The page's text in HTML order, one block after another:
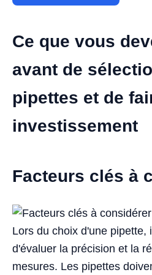
Ce que vous
avant de
pipettes et de
investissement
Facteurs clés à
Lors du choix d'une pipette,
d'évaluer la précision et la
mesures. Les pipettes